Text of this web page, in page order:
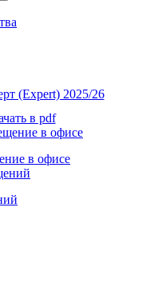
в pdf
в офисе